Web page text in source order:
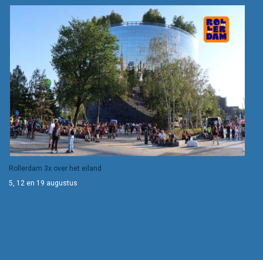
Rollerdam 3x over het eiland
5, 12 en 19 augustus